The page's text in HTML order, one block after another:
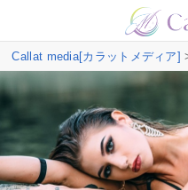
Callat media[カラットメディア]